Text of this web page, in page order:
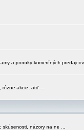
a ponuky komerčných predajcov
akcie, atď ...
skúsenosti, názory na ne ...